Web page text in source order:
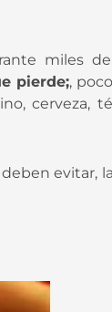
miles
pierde;,
cerveza,
evitar,